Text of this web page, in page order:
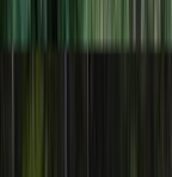
Карельский
изделий в России.
уникальных
дымовский,
амфиболит.
высочайшее
сделало